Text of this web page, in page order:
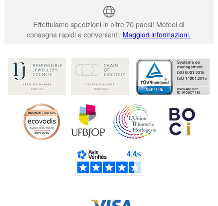
Effettuiamo spedizioni in oltre 70 paesi! Metodi di
consegna rapidi e convenienti. Maggiori informazioni.